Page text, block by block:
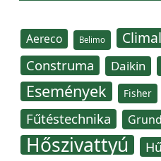
Aereco Belimo
Construma Daikin
Események Fisher
Fűtéstechnika
Hőszivattyú